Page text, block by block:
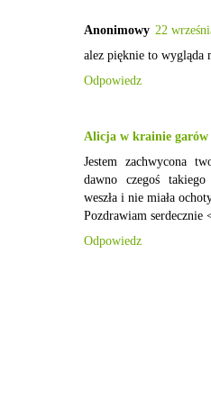
Anonimowy 22
alez pięknie to wygląda
Odpowiedz
Alicja w krainie garów
Jestem zachwycona
dawno czegoś
weszła i nie miała
Pozdrawiam serdecznie
Odpowiedz